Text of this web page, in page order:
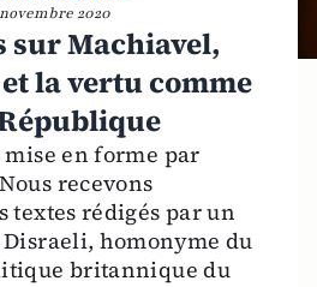
2020
sur Machiavel,
la vertu comme
en forme par
recevons
textes rédigés par un
homonyme du
britannique du